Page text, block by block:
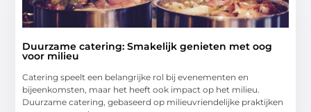
Duurzame catering: Smakelijk genieten met oog
voor milieu
Catering speelt een belangrijke rol bij evenementen en
bijeenkomsten, maar het heeft ook impact op het milieu.
Duurzame catering, gebaseerd op milieuvriendelijke praktijken